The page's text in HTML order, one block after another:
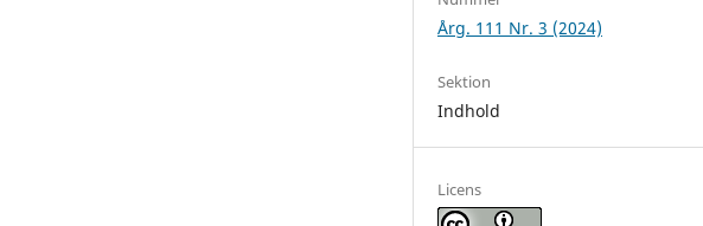
Årg. 111 Nr. 3 (2024)
Sektion
Indhold
Licens